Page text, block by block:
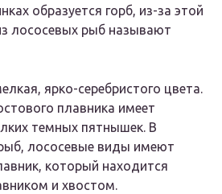
образуется горб, из-за этой
лососевых рыб называют
ярко-серебристого цвета.
плавника имеет
темных пятнышек. В
лососевые виды имеют
который находится
и хвостом.